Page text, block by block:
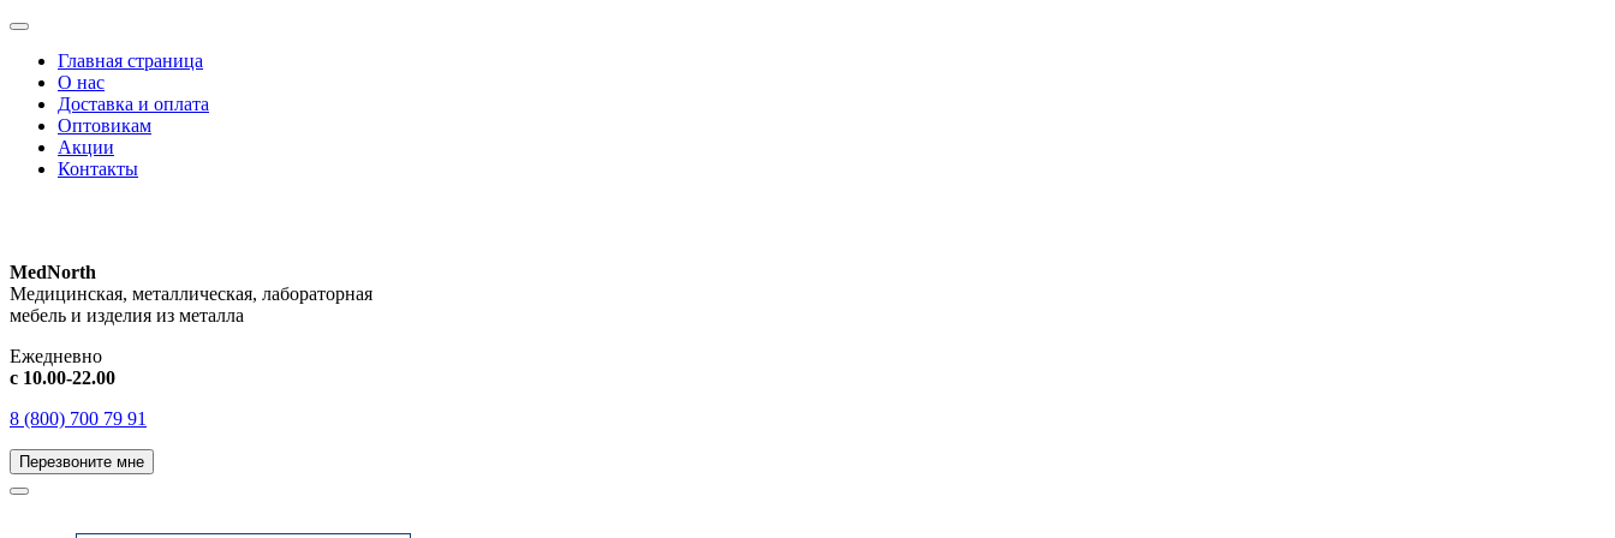
Главная страница
О нас
Доставка и оплата
Оптовикам
Акции
Контакты
MedNorth
Медицинская, металлическая, лабораторная
мебель и изделия из металла
Ежедневно
с 10.00-22.00
8 (800) 700 79 91
Перезвоните мне